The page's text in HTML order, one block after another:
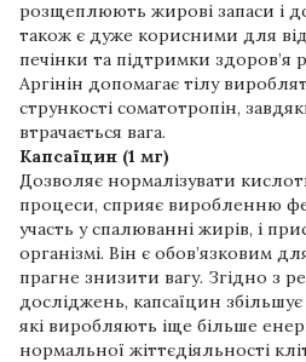
розщеплюють жирові запаси і
також є дуже корисними для
печінки та підтримки здоров’я
Аргінін допомагає тілу
стрункості соматотропін,
втрачається вага.
Капсаїцин (1 мг)
Дозволяє нормалізувати
процеси, сприяє виробленню
участь у спалюванні жирів, і
організмі. Він є обов’язковим
прагне знизити вагу. Згідно з
досліджень, капсаїцин
які виробляють іще більше
нормальної жіттєдіяльності